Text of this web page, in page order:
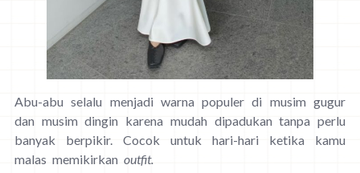
Abu-abu selalu menjadi warna populer di musim gugur
dan musim dingin karena mudah dipadukan tanpa perlu
banyak berpikir. Cocok untuk hari-hari ketika kamu
malas memikirkan outfit.